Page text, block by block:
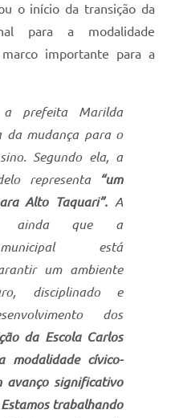
o início da transição da
para a modalidade
importante para a
prefeita Marilda
da mudança para o
Segundo ela, a
representa“um
Alto Taquari”. A
ainda que a
está
um ambiente
disciplinado e
dos
da Escola Carlos
modalidade cívico-
avanço significativo
trabalhando